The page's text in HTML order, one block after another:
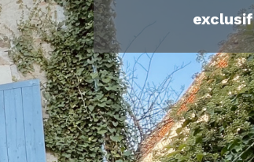
exclusif